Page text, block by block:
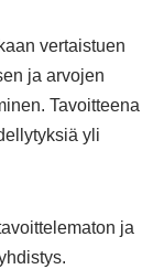
vertaistuen
ja arvojen
Tavoitteena
yli
ja